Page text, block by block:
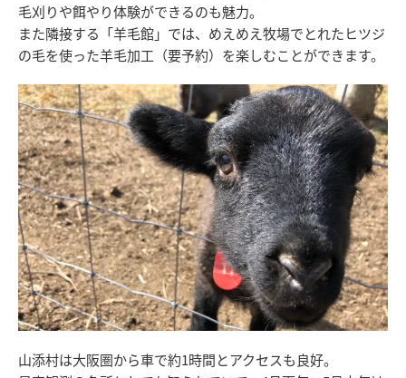
毛刈りや餌やり体験ができるのも魅力。
また隣接する「羊毛館」では、めえめえ牧場でとれたヒツジ
の毛を使った羊毛加工（要予約）を楽しむことができます。
山添村は大阪圏から車で約1時間とアクセスも良好。